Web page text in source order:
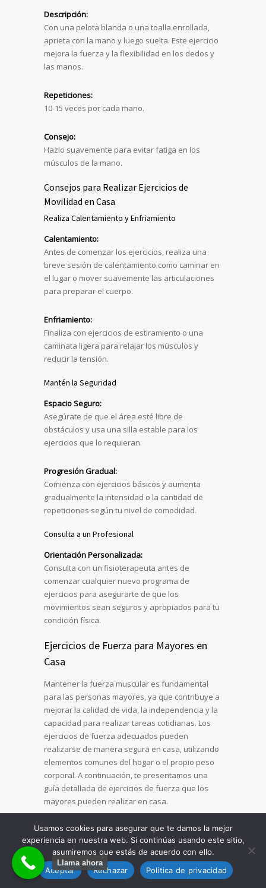
Descripción:
Con una pelota blanda o una toalla enrollada,
aprieta con la mano y luego suelta. Este ejercicio
mejora la fuerza y la flexibilidad en los dedos y
las manos.
Repeticiones:
10-15 veces por cada mano.
Consejo:
Hazlo suavemente para evitar fatiga en los
músculos de la mano.
Consejos para Realizar Ejercicios de
Movilidad en Casa
Realiza Calentamiento y Enfriamiento
Calentamiento:
Antes de comenzar los ejercicios, realiza una
breve sesión de calentamiento como caminar en
el lugar o mover suavemente las articulaciones
para preparar el cuerpo.
Enfriamiento:
Finaliza con ejercicios de estiramiento o una
caminata ligera para relajar los músculos y
reducir la tensión.
Mantén la Seguridad
Espacio Seguro:
Asegúrate de que el área esté libre de
obstáculos y usa una silla estable para los
ejercicios que lo requieran.
Progresión Gradual:
Comienza con ejercicios básicos y aumenta
gradualmente la intensidad o la cantidad de
repeticiones según tu nivel de comodidad.
Consulta a un Profesional
Orientación Personalizada:
Consulta con un fisioterapeuta antes de
comenzar cualquier nuevo programa de
ejercicios para asegurarte de que los
movimientos sean seguros y apropiados para tu
condición física.
Ejercicios de Fuerza para Mayores en
Casa
Mantener la fuerza muscular es fundamental
para las personas mayores, ya que contribuye a
mejorar la calidad de vida, la independencia y la
capacidad para realizar tareas cotidianas. Los
ejercicios de fuerza adecuados pueden
realizarse de manera segura en casa, utilizando
elementos comunes del hogar o el propio peso
corporal. A continuación, te presentamos una
guía detallada de ejercicios de fuerza que los
mayores pueden realizar en casa.
Importancia de los Ejercicios de Fuerza en
la Tercera Edad
Prevención de la Pérdida Muscular
A medida que envejecemos, la pérdida de masa
Llama ahora
Usamos cookies para asegurar que te damos la mejor
experiencia en nuestra web. Si continúas usando este sitio,
asumiremos que estás de acuerdo con ello.
Aceptar
Rechazar Política de privacidad